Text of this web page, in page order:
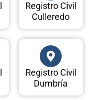
Registro Civil
Culleredo
Registro Civil
Dumbría